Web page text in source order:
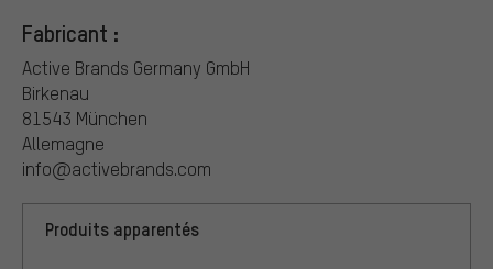
Fabricant :
Active Brands Germany GmbH
Birkenau
81543 München
Allemagne
info@activebrands.com
Produits apparentés